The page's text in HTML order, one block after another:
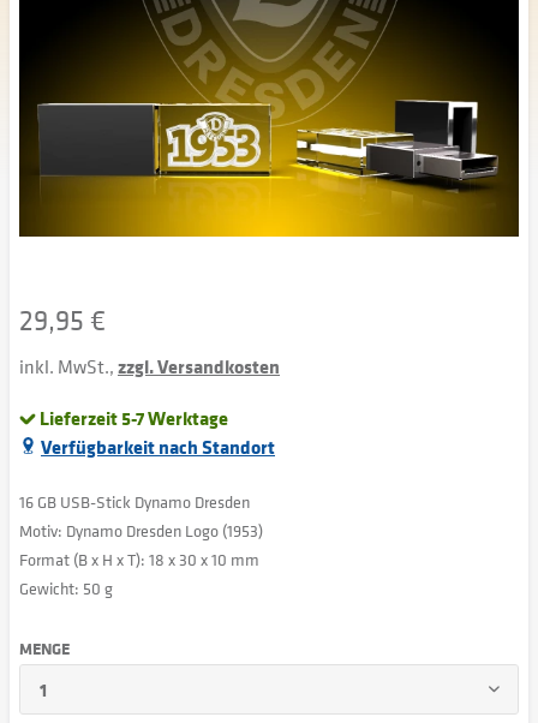
29,95 €
inkl. MwSt.,zzgl. Versandkosten
Lieferzeit 5-7 Werktage
Verfügbarkeit nach Standort
16 GB USB-Stick Dynamo Dresden
Motiv: Dynamo Dresden Logo (1953)
Format (B x H x T): 18 x 30 x 10 mm
Gewicht: 50 g
MENGE